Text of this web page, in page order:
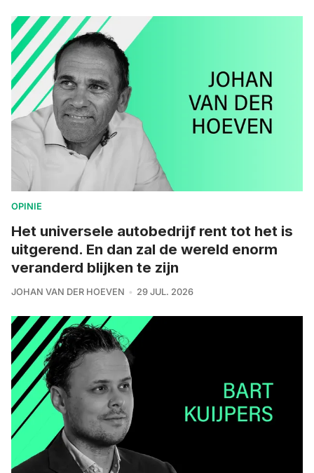
OPINIE
Het universele autobedrijf rent tot het is
uitgerend. En dan zal de wereld enorm
veranderd blijken te zijn
JOHAN VAN DER HOEVEN 29 JUL. 2026